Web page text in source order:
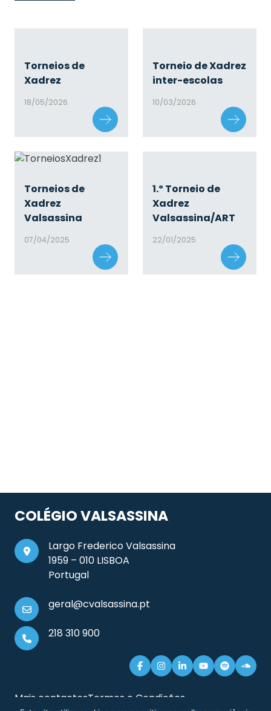
Torneios de
Xadrez
18/05/2026
Torneio de Xadrez
inter-escolas
10/03/2026
Torneios de
Xadrez
Valsassina
07/04/2025
1.º Torneio de
Xadrez
Valsassina/ART
22/01/2025
COLÉGIO VALSASSINA
Largo Frederico Valsassina
1959 – 010 LISBOA
Portugal
geral@cvalsassina.pt
218 310 900
Mais contactosTermos e Condições